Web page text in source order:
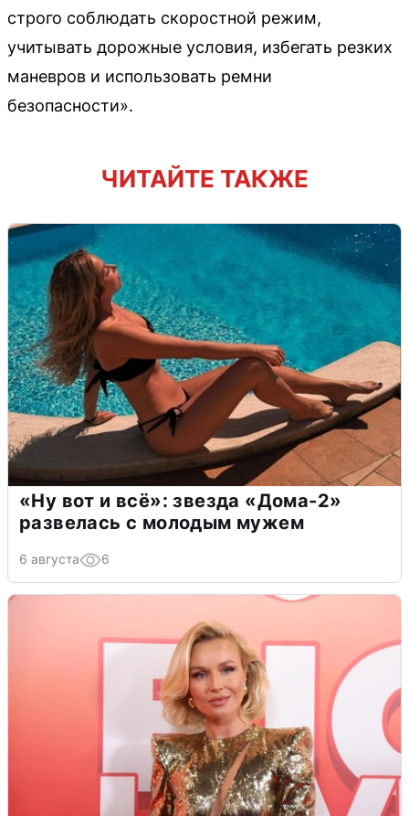
строго соблюдать скоростной режим,
учитывать дорожные условия, избегать резких
маневров и использовать ремни
безопасности».
ЧИТАЙТЕ ТАКЖЕ
«Ну вот и всё»: звезда «Дома-2»
развелась с молодым мужем
6 августа 6